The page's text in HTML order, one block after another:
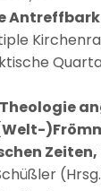
Zeiten,